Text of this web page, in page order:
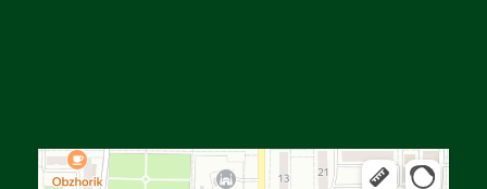
Яндекс Карталар — көлік, навигация, орындарды іздеу